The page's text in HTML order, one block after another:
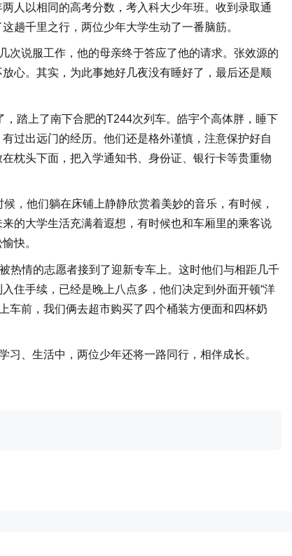
以相同的高考分数，考入科大少年班。收到录取通
趟千里之行，两位少年大学生动了一番脑筋。
说服工作，他的母亲终于答应了他的请求。张效源的
心。其实，为此事她好几夜没有睡好了，最后还是顺
踏上了南下合肥的T244次列车。皓宇个高体胖，睡下
过出远门的经历。他们还是格外谨慎，注意保护好自
枕头下面，把入学通知书、身份证、银行卡等贵重物
他们躺在床铺上静静欣赏着美妙的音乐，有时候，
的大学生活充满着遐想，有时候也和车厢里的乘客说
快。
情的志愿者接到了迎新专车上。这时他们与相距几千
住手续，已经是晚上八点多，他们决定到外面开顿“洋
车前，我们俩去超市购买了四个桶装方便面和四杯奶
、生活中，两位少年还将一路同行，相伴成长。